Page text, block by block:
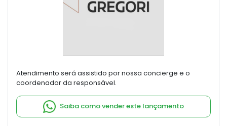
Atendimento será assistido por nossa concierge e o
coordenador da responsável.
Saiba como vender este lançamento